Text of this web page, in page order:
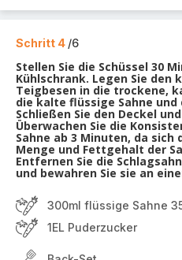
Schritt 4 /6
Stellen Sie die Schüssel 30
Kühlschrank. Legen Sie den
Teigbesen in die trockene,
die kalte flüssige Sahne und
Schließen Sie den Deckel
Überwachen Sie die
Sahne ab 3 Minuten, da
Menge und Fettgehalt der
Entfernen Sie die
und bewahren Sie sie an
300ml flüssige Sahne
1EL Puderzucker